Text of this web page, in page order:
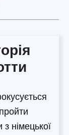
з німецької